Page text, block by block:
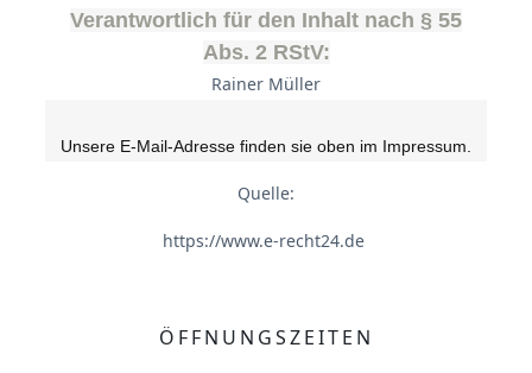
Verantwortlich für den Inhalt nach § 55
Abs. 2 RStV:
Rainer Müller
Unsere E-Mail-Adresse finden sie oben im Impressum.
Quelle:
https://www.e-recht24.de
ÖFFNUNGSZEITEN